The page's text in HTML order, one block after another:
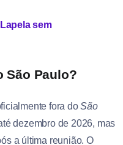
sem
São Paulo?
fora doSão
dezembro de 2026, mas
a última reunião. O